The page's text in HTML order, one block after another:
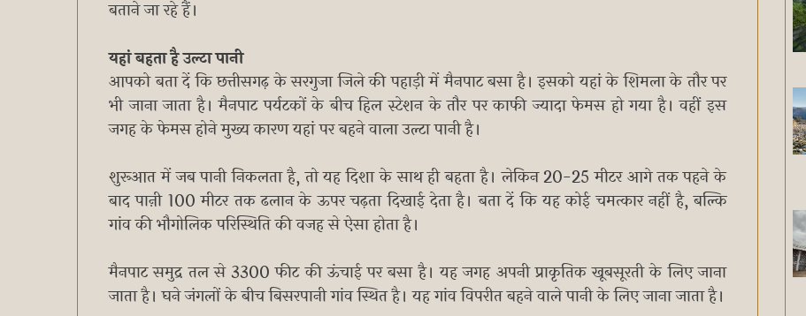
बताने जा रहे हैं।
यहां बहता है उल्टा पानी
आपको बता दें कि छत्तीसगढ़ के सरगुजा जिले की पहाड़ी में मैनपाट बसा है। इसको यहां के शिमला के तौर पर
भी जाना जाता है। मैनपाट पर्यटकों के बीच हिल स्टेशन के तौर पर काफी ज्यादा फेमस हो गया है। वहीं इस
जगह के फेमस होने मुख्य कारण यहां पर बहने वाला उल्टा पानी है।
शुरूआत में जब पानी निकलता है, तो यह दिशा के साथ ही बहता है। लेकिन 20-25 मीटर आगे तक पहने के
बाद पाऩी 100 मीटर तक ढलान के ऊपर चढ़ता दिखाई देता है। बता दें कि यह कोई चमत्कार नहीं है, बल्कि
गांव की भौगोलिक परिस्थिति की वजह से ऐसा होता है।
मैनपाट समुद्र तल से 3300 फीट की ऊंचाई पर बसा है। यह जगह अपनी प्राकृतिक खूबसूरती के लिए जाना
जाता है। घने जंगलों के बीच बिसरपानी गांव स्थित है। यह गांव विपरीत बहने वाले पानी के लिए जाना जाता है।